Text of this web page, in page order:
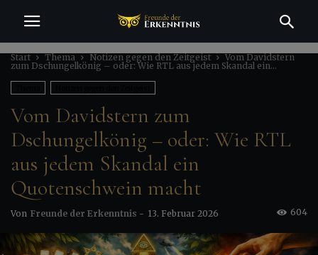
Start Thema Notizen gegen den Zeitgeist
Vom Davidstern
zum Dschungelkönig – oder: Wie RTL aus jedem Skandal ein...
Vom Davidstern zum
Dschungelkönig – oder: Wie RTL
aus jedem Skandal ein
Quotenschwein macht
Von Freunde der Erkenntnis - 13. Februar 2026 604